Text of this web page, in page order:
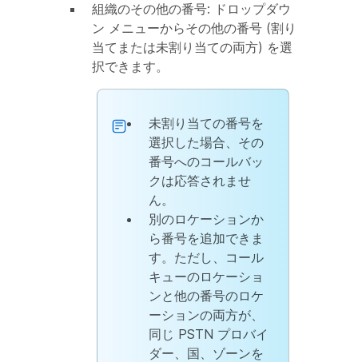
組織のその他の番号: ドロップダウ
ン メニューからその他の番号 (割り
当てまたは未割り当ての両方) を選
択できます。
未割り当ての番号を
選択した場合、その
番号へのコールバッ
クは応答されませ
ん。
別のロケーションか
ら番号を追加できま
す。ただし、コール
キューのロケーショ
ンと他の番号のロケ
ーションの両方が、
同じ PSTN プロバイ
ダー、国、ゾーンを